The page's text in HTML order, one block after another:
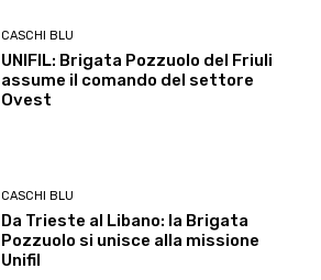
CASCHI BLU
UNIFIL: Brigata Pozzuolo del Friuli
assume il comando del settore
Ovest
CASCHI BLU
Da Trieste al Libano: la Brigata
Pozzuolo si unisce alla missione
Unifil